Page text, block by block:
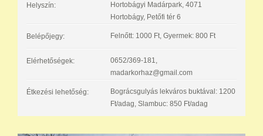
Helyszín:
Hortobágyi Madárpark, 4071
Hortobágy, Petőfi tér 6
Belépőjegy: Felnőtt: 1000 Ft, Gyermek: 800 Ft
Elérhetőségek:
0652/369-181,
madarkorhaz@gmail.com
Étkezési lehetőség:
Bográcsgulyás lekváros buktával: 1200
Ft/adag, Slambuc: 850 Ft/adag